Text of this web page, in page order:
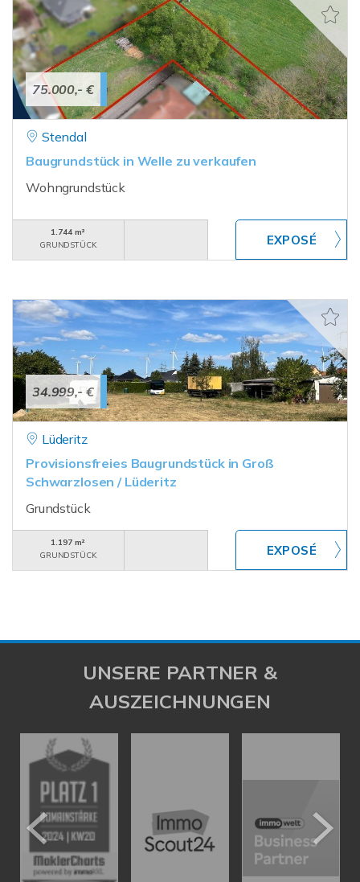
75.000,- €
Stendal
Baugrundstück in Welle zu verkaufen
Wohngrundstück
1.744 m²
GRUNDSTÜCK
34.999,- €
Lüderitz
Provisionsfreies Baugrundstück in Groß
Schwarzlosen / Lüderitz
Grundstück
1.197 m²
GRUNDSTÜCK
UNSERE PARTNER &
AUSZEICHNUNGEN